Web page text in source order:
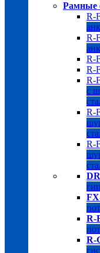
Рамные
R-
R-
R-
R-
R-
с
R-
R-
R-
R-